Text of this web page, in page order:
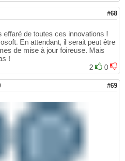
#68
de toutes ces innovations !
En attendant, il serait peut être
de mise à jour foireuse. Mais
!
2
0
#69